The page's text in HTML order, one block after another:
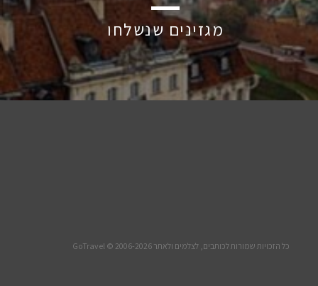
מגזינים שנשלחו
כל הזכויות שמורות לכותבים, לצלמים ולאתר GoTravel © 2006-2026